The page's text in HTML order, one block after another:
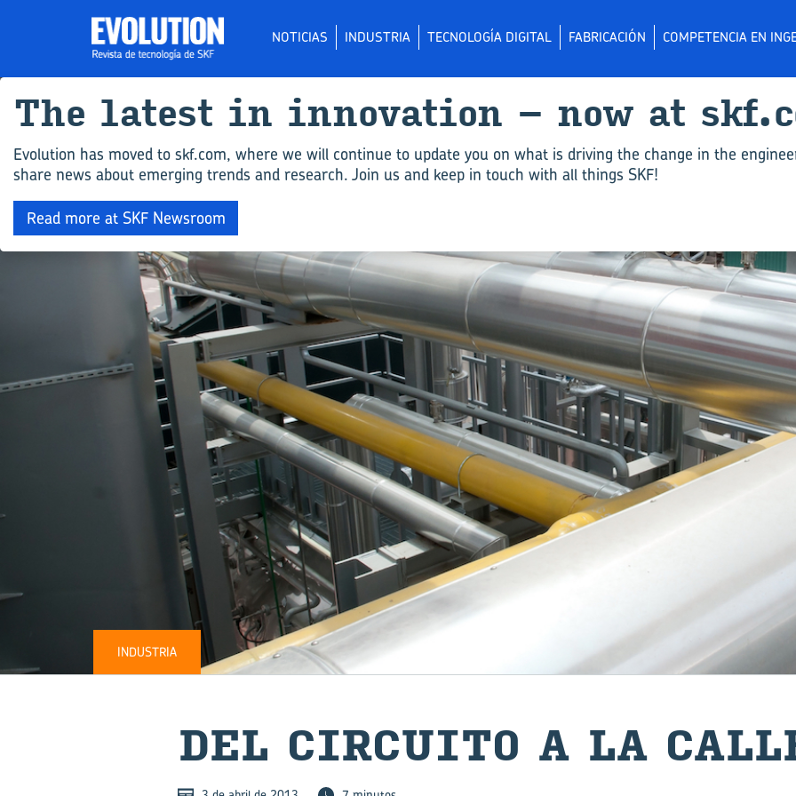
NOTICIAS INDUSTRIA TECNOLOGÍA DIGITAL FABRICACIÓN COMPETENCIA EN
INDUSTRIA
DEL CIR­CUI­TO A LA
The la­test in in­no­va­tion – now at
Evolution has moved to skf.com, where we will continue to update you on what is driving the change in the
share news about emerging trends and research. Join us and keep in touch with all things SKF!
Read more at SKF Newsroom